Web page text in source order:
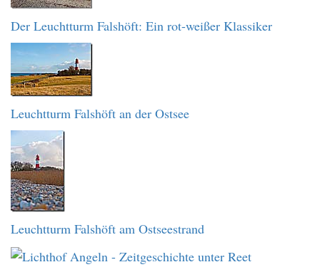
Der Leuchtturm Falshöft: Ein rot-weißer Klassiker
Leuchtturm Falshöft an der Ostsee
Leuchtturm Falshöft am Ostseestrand